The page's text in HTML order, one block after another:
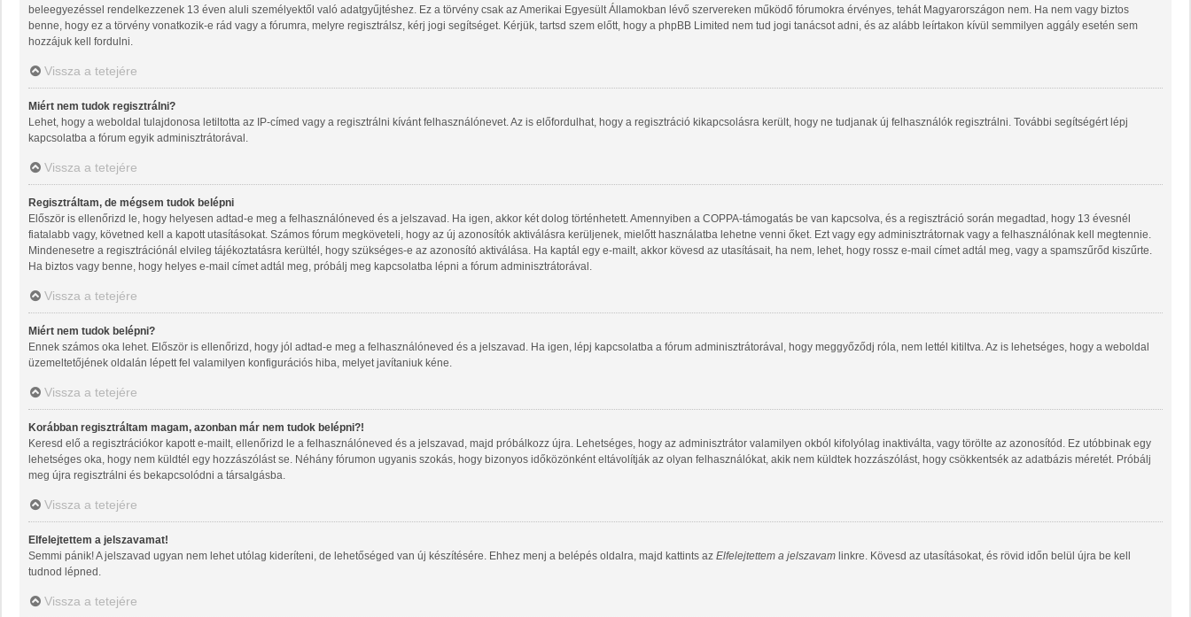
beleegyezéssel rendelkezzenek 13 éven aluli személyektől való adatgyűjtéshez. Ez a törvény csak az Amerikai Egyesült Államokban lévő szervereken működő fórumokra érvényes, tehát Magyarországon nem. Ha nem vagy biztos
benne, hogy ez a törvény vonatkozik-e rád vagy a fórumra, melyre regisztrálsz, kérj jogi segítséget. Kérjük, tartsd szem előtt, hogy a phpBB Limited nem tud jogi tanácsot adni, és az alább leírtakon kívül semmilyen aggály esetén sem
hozzájuk kell fordulni.
Vissza a tetejére
Miért nem tudok regisztrálni?
Lehet, hogy a weboldal tulajdonosa letiltotta az IP-címed vagy a regisztrálni kívánt felhasználónevet. Az is előfordulhat, hogy a regisztráció kikapcsolásra került, hogy ne tudjanak új felhasználók regisztrálni. További segítségért lépj
kapcsolatba a fórum egyik adminisztrátorával.
Vissza a tetejére
Regisztráltam, de mégsem tudok belépni
Először is ellenőrizd le, hogy helyesen adtad-e meg a felhasználóneved és a jelszavad. Ha igen, akkor két dolog történhetett. Amennyiben a COPPA-támogatás be van kapcsolva, és a regisztráció során megadtad, hogy 13 évesnél
fiatalabb vagy, követned kell a kapott utasításokat. Számos fórum megköveteli, hogy az új azonosítók aktiválásra kerüljenek, mielőtt használatba lehetne venni őket. Ezt vagy egy adminisztrátornak vagy a felhasználónak kell megtennie.
Mindenesetre a regisztrációnál elvileg tájékoztatásra kerültél, hogy szükséges-e az azonosító aktiválása. Ha kaptál egy e-mailt, akkor kövesd az utasításait, ha nem, lehet, hogy rossz e-mail címet adtál meg, vagy a spamszűrőd kiszűrte.
Ha biztos vagy benne, hogy helyes e-mail címet adtál meg, próbálj meg kapcsolatba lépni a fórum adminisztrátorával.
Vissza a tetejére
Miért nem tudok belépni?
Ennek számos oka lehet. Először is ellenőrizd, hogy jól adtad-e meg a felhasználóneved és a jelszavad. Ha igen, lépj kapcsolatba a fórum adminisztrátorával, hogy meggyőződj róla, nem lettél kitiltva. Az is lehetséges, hogy a weboldal
üzemeltetőjének oldalán lépett fel valamilyen konfigurációs hiba, melyet javítaniuk kéne.
Vissza a tetejére
Korábban regisztráltam magam, azonban már nem tudok belépni?!
Keresd elő a regisztrációkor kapott e-mailt, ellenőrizd le a felhasználóneved és a jelszavad, majd próbálkozz újra. Lehetséges, hogy az adminisztrátor valamilyen okból kifolyólag inaktiválta, vagy törölte az azonosítód. Ez utóbbinak egy
lehetséges oka, hogy nem küldtél egy hozzászólást se. Néhány fórumon ugyanis szokás, hogy bizonyos időközönként eltávolítják az olyan felhasználókat, akik nem küldtek hozzászólást, hogy csökkentsék az adatbázis méretét. Próbálj
meg újra regisztrálni és bekapcsolódni a társalgásba.
Vissza a tetejére
Elfelejtettem a jelszavamat!
Semmi pánik! A jelszavad ugyan nem lehet utólag kideríteni, de lehetőséged van új készítésére. Ehhez menj a belépés oldalra, majd kattints az Elfelejtettem a jelszavam linkre. Kövesd az utasításokat, és rövid időn belül újra be kell
tudnod lépned.
Vissza a tetejére